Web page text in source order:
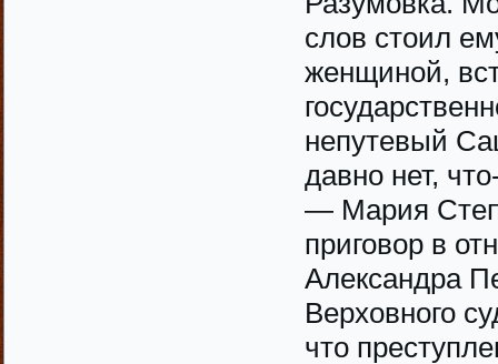
слов стоил
женщиной,
непутевый
давно нет,
— Мария
приговор в
Александра
Верховного
что